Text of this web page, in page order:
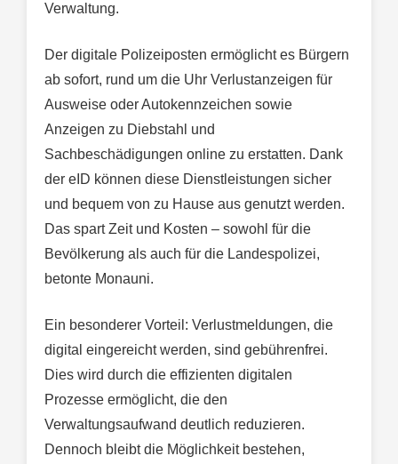
Verwaltung.
Der digitale Polizeiposten ermöglicht es Bürgern
ab sofort, rund um die Uhr Verlustanzeigen für
Ausweise oder Autokennzeichen sowie
Anzeigen zu Diebstahl und
Sachbeschädigungen online zu erstatten. Dank
der eID können diese Dienstleistungen sicher
und bequem von zu Hause aus genutzt werden.
Das spart Zeit und Kosten – sowohl für die
Bevölkerung als auch für die Landespolizei,
betonte Monauni.
Ein besonderer Vorteil: Verlustmeldungen, die
digital eingereicht werden, sind gebührenfrei.
Dies wird durch die effizienten digitalen
Prozesse ermöglicht, die den
Verwaltungsaufwand deutlich reduzieren.
Dennoch bleibt die Möglichkeit bestehen,